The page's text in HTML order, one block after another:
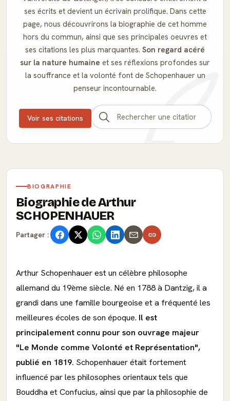
ses écrits et devient un écrivain prolifique. Dans cette
page, nous découvrirons la biographie de cet homme
hors du commun, ainsi que ses principales oeuvres et
ses citations les plus marquantes. Son regard acéré
sur la nature humaine et ses réflexions profondes sur
la souffrance et la volonté font de Schopenhauer un
penseur incontournable.
Voir ses citations
BIOGRAPHIE
Biographie de Arthur
SCHOPENHAUER
Partager :
Arthur Schopenhauer est un célèbre philosophe
allemand du 19ème siècle. Né en 1788 à Dantzig, il a
grandi dans une famille bourgeoise et a fréquenté les
meilleures écoles de son époque. Il est
principalement connu pour son ouvrage majeur
"Le Monde comme Volonté et Représentation",
publié en 1819. Schopenhauer était fortement
influencé par les philosophes orientaux tels que
Bouddha et Confucius, ainsi que par la philosophie de